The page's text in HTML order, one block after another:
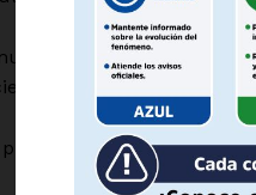
SUSCRÍBETE AHORA
llamativos, como son
blancuzco”.
problemas para